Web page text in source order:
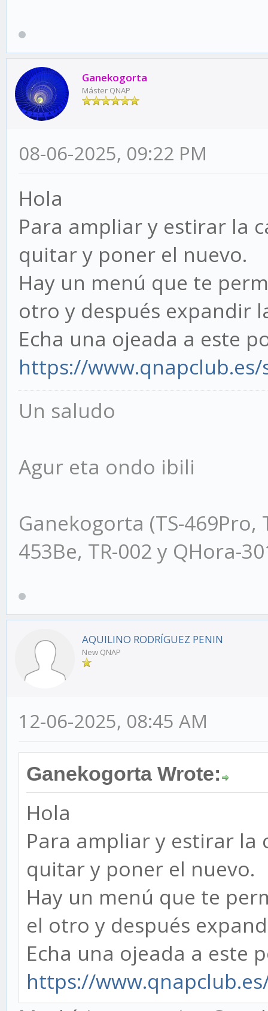
Ganekogorta
Máster QNAP
08-06-2025, 09:22 PM
Hola
Para ampliar y estirar la
quitar y poner el nuevo.
Hay un menú que te
otro y después expandir
Echa una ojeada a este
https://
Un saludo
Agur eta ondo ibili
Ganekogorta (TS-469Pro,
453Be, TR-002 y QHora-
AQUILINO RODRÍGUEZ PENIN
New QNAP
12-06-2025, 08:45 AM
Ganekogorta Wrote:
Hola
Para ampliar y estirar la
quitar y poner el nuevo.
Hay un menú que te
el otro y después
Echa una ojeada a este
https://